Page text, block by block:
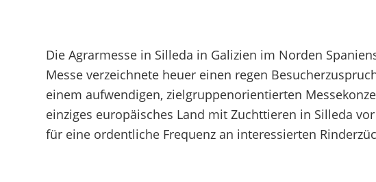
Die Agrarmesse in Silleda in Galizien im Norden
Messe verzeichnete heuer einen regen
einem aufwendigen, zielgruppenorientierten
einziges europäisches Land mit Zuchttieren in Silleda
für eine ordentliche Frequenz an interessierten